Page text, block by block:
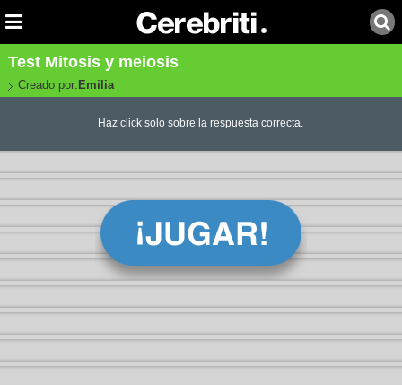
Test Mitosis y meiosis
Creado por: Emilia
Haz click solo sobre la respuesta correcta.